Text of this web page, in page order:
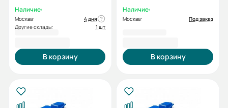
Наличие:
Москва:
4 дня
Другие склады:
1 шт
В корзину
Наличие:
Москва: Под заказ
В корзину